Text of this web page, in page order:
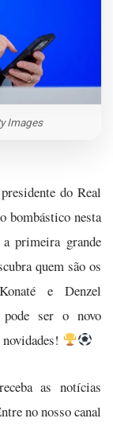
Images
do Real
bombástico nesta
primeira grande
quem são os
e Denzel
ser o novo
as notícias
no nosso canal